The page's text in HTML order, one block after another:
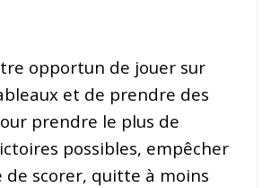
opportun de jouer sur
et de prendre des
prendre le plus de
possibles, empêcher
de scorer, quitte à moins